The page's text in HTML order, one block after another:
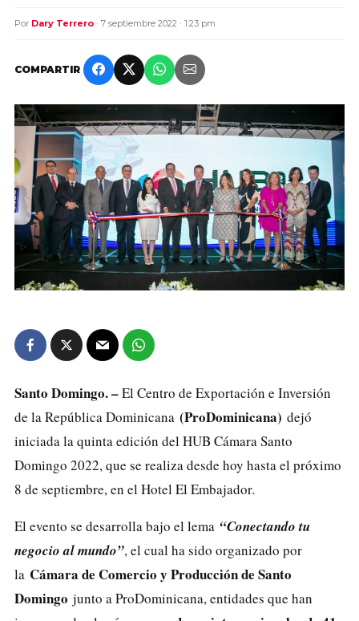
Por Dary Terrero · 7 septiembre 2022 · 1:23 pm
COMPARTIR
Santo Domingo. –El Centro de Exportación e Inversión
de la República Dominicana (ProDominicana) dejó
iniciada la quinta edición del HUB Cámara Santo
Domingo 2022, que se realiza desde hoy hasta el próximo
8 de septiembre, en el Hotel El Embajador.
El evento se desarrolla bajo el lema “Conectando tu
negocio al mundo”, el cual ha sido organizado por
la Cámara de Comercio y Producción de Santo
Domingo junto a ProDominicana, entidades que han